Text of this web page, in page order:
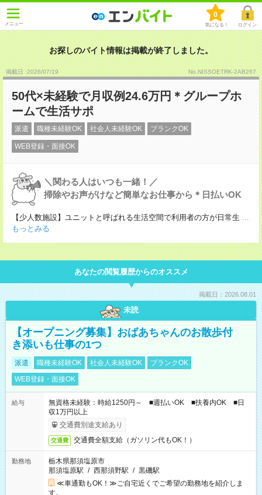
メニュー
0
気になる！ ログイン
お探しのバイト情報は掲載が終了しました。
掲載日 :2026/07/19 No.NISSOETRK-2AB267
50代×未経験で月収例24.6万円＊グループホ
ームで生活サポ
派遣 職種未経験OK 社会人未経験OK ブランクOK
WEB登録・面接OK
＼関わる人はいつも一緒！／
掃除やお声がけなど簡単なお仕事から＊日払いOK
【少人数施設】ユニットと呼ばれる生活空間で利用者の方が日常生 ...
もっとみる
あなたの閲覧履歴からのオススメ
掲載日：2026.08.01
未読
【オープニング募集】おばあちゃんのお散歩付
き添いも仕事の1つ
派遣 職種未経験OK 社会人未経験OK
ブランクOK
WEB登録・面接OK
給与
無資格未経験：時給1250円～ ■週払いOK ■扶養内OK ■日
収1万円以上
交通費別途支給あり
交通費 交通費全額支給（ガソリン代もOK！）
勤務地
栃木県那須塩原市
那須塩原駅 / 西那須野駅 / 黒磯駅
≪車通勤もOK！≫ご自宅近くでご希望の勤務地を紹介しま
す。